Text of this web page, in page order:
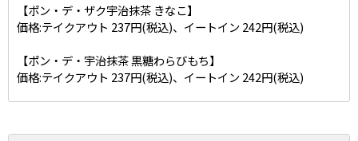
【ポン・デ・ザク宇治抹茶 きなこ】
価格:テイクアウト 237円(税込)、イートイン 242円(税込)
【ポン・デ・宇治抹茶 黒糖わらびもち】
価格:テイクアウト 237円(税込)、イートイン 242円(税込)